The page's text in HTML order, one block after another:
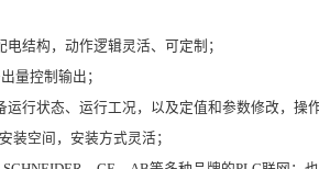
结构，动作逻辑灵活、可定制；
量控制输出；
行状态、运行工况，以及定值和参数修改，操
空间，安装方式灵活；